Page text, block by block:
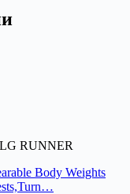
RUNNER
Body Weights